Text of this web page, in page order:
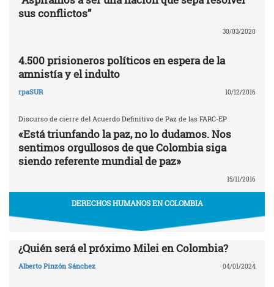
sus conflictos”
30/03/2020
4.500 prisioneros políticos en espera de la
amnistía y el indulto
rpaSUR 10/12/2016
Discurso de cierre del Acuerdo Definitivo de Paz de las FARC-EP
«Está triunfando la paz, no lo dudamos. Nos
sentimos orgullosos de que Colombia siga
siendo referente mundial de paz»
15/11/2016
DERECHOS HUMANOS EN COLOMBIA
¿Quién será el próximo Milei en Colombia?
Alberto Pinzón Sánchez 04/01/2024